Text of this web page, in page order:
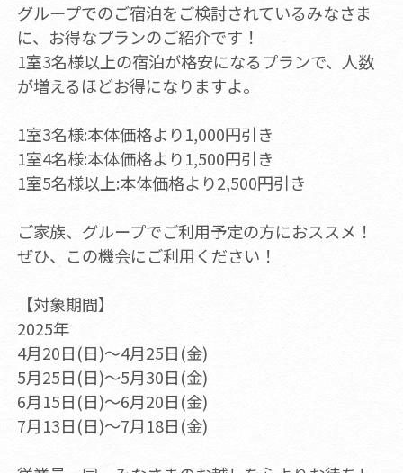
グループでのご宿泊をご検討されているみなさま
に、お得なプランのご紹介です！
1室3名様以上の宿泊が格安になるプランで、人数
が増えるほどお得になりますよ。
1室3名様:本体価格より1,000円引き
1室4名様:本体価格より1,500円引き
1室5名様以上:本体価格より2,500円引き
ご家族、グループでご利用予定の方におススメ！
ぜひ、この機会にご利用ください！
【対象期間】
2025年
4月20日(日)～4月25日(金)
5月25日(日)～5月30日(金)
6月15日(日)～6月20日(金)
7月13日(日)～7月18日(金)